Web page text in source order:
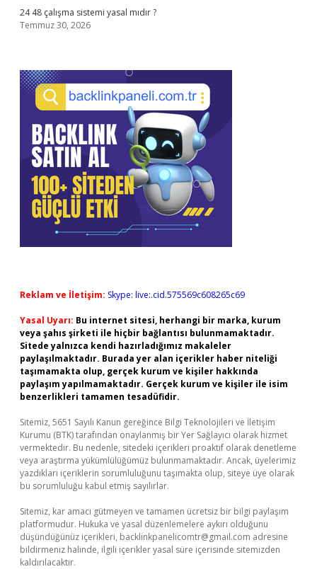
24 48 çalışma sistemi yasal mıdır ?
Temmuz 30, 2026
Reklam ve İletişim: Skype: live:.cid.575569c608265c69
Yasal Uyarı: Bu internet sitesi, herhangi bir marka, kurum
veya şahıs şirketi ile hiçbir bağlantısı bulunmamaktadır.
Sitede yalnızca kendi hazırladığımız makaleler
paylaşılmaktadır. Burada yer alan içerikler haber niteliği
taşımamakta olup, gerçek kurum ve kişiler hakkında
paylaşım yapılmamaktadır. Gerçek kurum ve kişiler ile isim
benzerlikleri tamamen tesadüfidir.
Sitemiz, 5651 Sayılı Kanun gereğince Bilgi Teknolojileri ve İletişim
Kurumu (BTK) tarafından onaylanmış bir Yer Sağlayıcı olarak hizmet
vermektedir. Bu nedenle, sitedeki içerikleri proaktif olarak denetleme
veya araştırma yükümlülüğümüz bulunmamaktadır. Ancak, üyelerimiz
yazdıkları içeriklerin sorumluluğunu taşımakta olup, siteye üye olarak
bu sorumluluğu kabul etmiş sayılırlar.
Sitemiz, kar amacı gütmeyen ve tamamen ücretsiz bir bilgi paylaşım
platformudur. Hukuka ve yasal düzenlemelere aykırı olduğunu
düşündüğünüz içerikleri, backlinkpanelicomtr@gmail.com adresine
bildirmeniz halinde, ilgili içerikler yasal süre içerisinde sitemizden
kaldırılacaktır.